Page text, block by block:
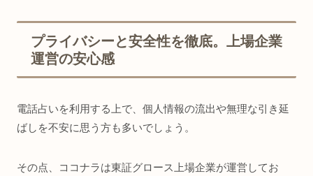
プライバシーと安全性を徹底。上場企業
運営の安心感
電話占いを利用する上で、個人情報の流出や無理な引き延
ばしを不安に思う方も多いでしょう。
その点、ココナラは東証グロース上場企業が運営してお